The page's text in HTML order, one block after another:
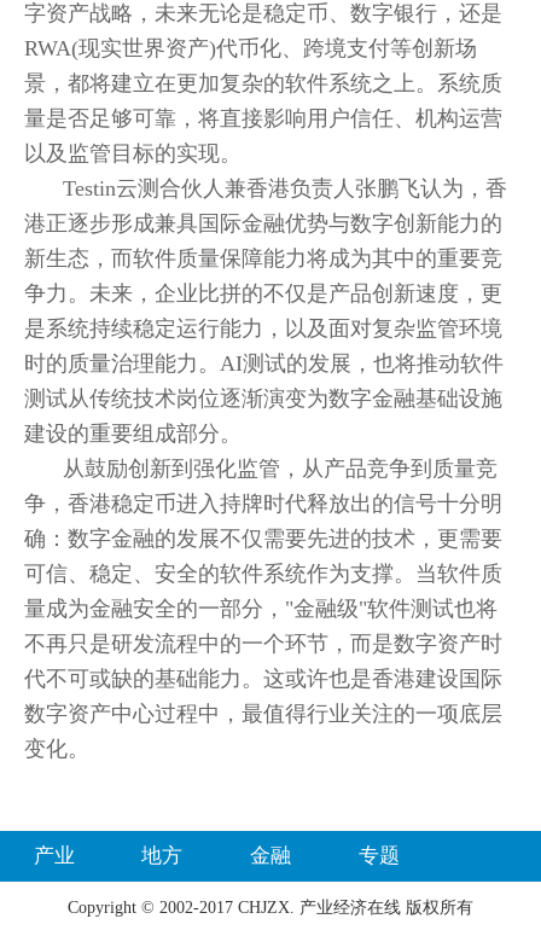
字资产战略，未来无论是稳定币、数字银行，还是
RWA(现实世界资产)代币化、跨境支付等创新场
景，都将建立在更加复杂的软件系统之上。系统质
量是否足够可靠，将直接影响用户信任、机构运营
以及监管目标的实现。
Testin云测合伙人兼香港负责人张鹏飞认为，香
港正逐步形成兼具国际金融优势与数字创新能力的
新生态，而软件质量保障能力将成为其中的重要竞
争力。未来，企业比拼的不仅是产品创新速度，更
是系统持续稳定运行能力，以及面对复杂监管环境
时的质量治理能力。AI测试的发展，也将推动软件
测试从传统技术岗位逐渐演变为数字金融基础设施
建设的重要组成部分。
从鼓励创新到强化监管，从产品竞争到质量竞
争，香港稳定币进入持牌时代释放出的信号十分明
确：数字金融的发展不仅需要先进的技术，更需要
可信、稳定、安全的软件系统作为支撑。当软件质
量成为金融安全的一部分，"金融级"软件测试也将
不再只是研发流程中的一个环节，而是数字资产时
代不可或缺的基础能力。这或许也是香港建设国际
数字资产中心过程中，最值得行业关注的一项底层
变化。
产业 地方 金融 专题
Copyright © 2002-2017 CHJZX. 产业经济在线 版权所有